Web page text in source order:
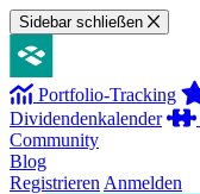
Sidebar schließen
Portfolio-Tracking
Dividendenkalender
Community
Blog
Registrieren Anmelden